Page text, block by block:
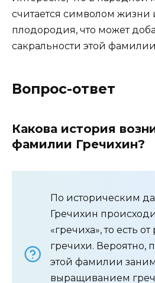
считается символом жизни
плодородия, что может
сакральности этой
Вопрос-ответ
Какова история
фамилии Гречихин?
По историческим
Гречихин
«гречиха», то есть
гречихи. Вероятно,
этой фамилии
выращиванием